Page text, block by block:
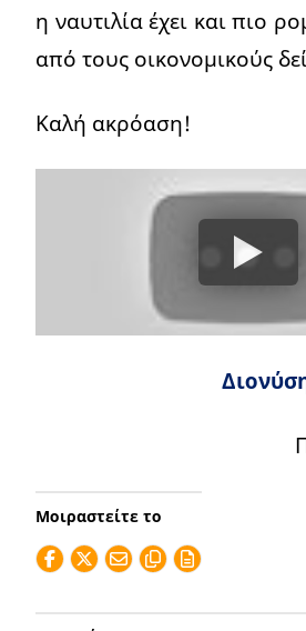
η ναυτιλία έχει και πιο
από τους οικονομικούς
Καλή ακρόαση!
Μοιραστείτε το